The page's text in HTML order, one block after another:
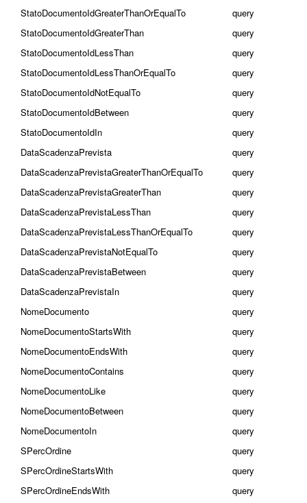
StatoDocumentoIdGreaterThanOrEqualTo
query
StatoDocumentoIdGreaterThan
query
StatoDocumentoIdLessThan
query
StatoDocumentoIdLessThanOrEqualTo
query
StatoDocumentoIdNotEqualTo
query
StatoDocumentoIdBetween
query
StatoDocumentoIdIn
query
DataScadenzaPrevista
query
DataScadenzaPrevistaGreaterThanOrEqualTo
query
DataScadenzaPrevistaGreaterThan
query
DataScadenzaPrevistaLessThan
query
DataScadenzaPrevistaLessThanOrEqualTo
query
DataScadenzaPrevistaNotEqualTo
query
DataScadenzaPrevistaBetween
query
DataScadenzaPrevistaIn
query
NomeDocumento
query
NomeDocumentoStartsWith
query
NomeDocumentoEndsWith
query
NomeDocumentoContains
query
NomeDocumentoLike
query
NomeDocumentoBetween
query
NomeDocumentoIn
query
SPercOrdine
query
SPercOrdineStartsWith
query
SPercOrdineEndsWith
query